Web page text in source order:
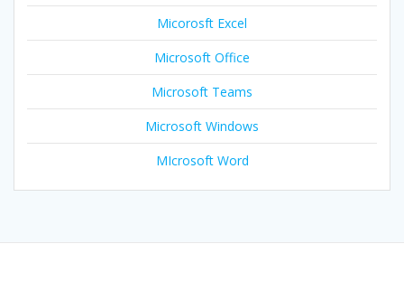
Micorosft Excel
Microsoft Office
Microsoft Teams
Microsoft Windows
MIcrosoft Word